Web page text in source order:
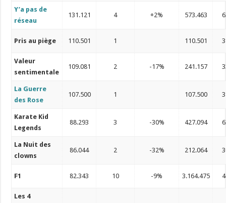
Y’a pas de
réseau
131.121 4 +2% 573.463
Pris au piège 110.501 1 110.501
Valeur
sentimentale
109.081 2 -17% 241.157
La Guerre
des Rose
107.500 1 107.500
Karate Kid
Legends
88.293 3 -30% 427.094
La Nuit des
clowns
86.044 2 -32% 212.064
F1 82.343 10 -9% 3.164.475
Les 4